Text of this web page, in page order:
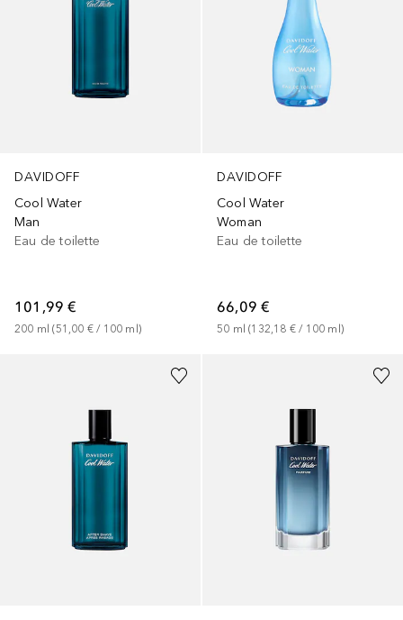
DAVIDOFF
Cool Water
Man
Eau de toilette
101,99 €
200 ml (51,00 € / 100 ml )
DAVIDOFF
Cool Water
Woman
Eau de toilette
66,09 €
50 ml (132,18 € / 100 ml )